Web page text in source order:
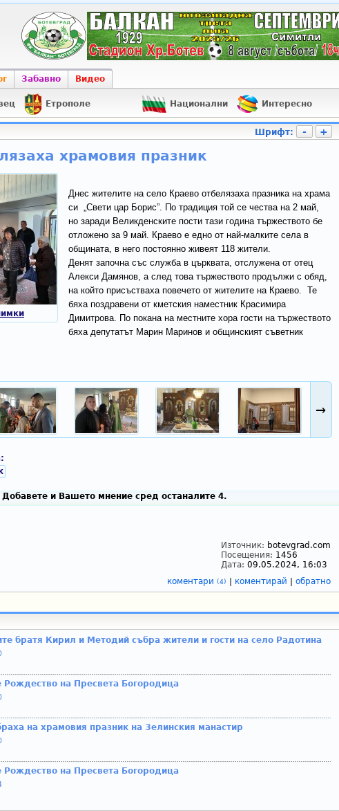
Забавно Видео
Етрополе Национални Интересно
Шрифт: - +
храмовия празник
Днес жителите на село Краево отбелязаха празника на храма
си „Свети цар Борис”. По традиция той се чества на 2 май,
но заради Великденските пости тази година тържеството бе
отложено за 9 май. Краево е едно от най-малките села в
общината, в него постоянно живеят 118 жители.
Денят започна със служба в църквата, отслужена от отец
Алекси Дамянов, а след това тържеството продължи с обяд,
на който присъстваха повечето от жителите на Краево. Те
бяха поздравени от кметския наместник Красимира
Димитрова. По покана на местните хора гости на тържеството
бяха депутатът Марин Маринов и общинският съветник
→
Добавете и Вашето мнение сред останалите 4.
Източник: botevgrad.com
Посещения: 1456
Дата: 09.05.2024, 16:03
коментари (4) коментирай обратно
братя Кирил и Методий събра жители и гости на село Радотина
Рождество на Пресвета Богородица
на храмовия празник на Зелинския манастир
Рождество на Пресвета Богородица